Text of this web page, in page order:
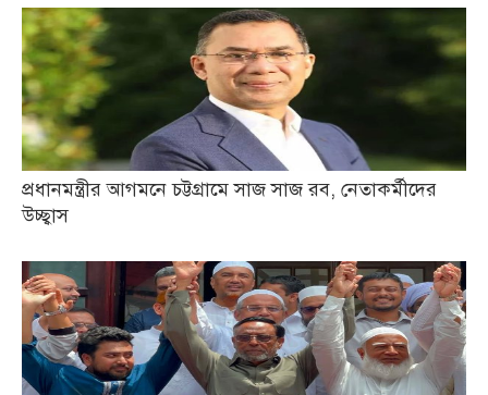
প্রধানমন্ত্রীর আগমনে চট্টগ্রামে সাজ সাজ রব, নেতাকর্মীদের
উচ্ছ্বাস